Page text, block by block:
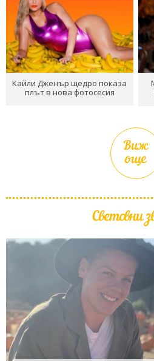
Кайли Дженър щедро показа
плът в нова фотосесия
Виж
още
Световни